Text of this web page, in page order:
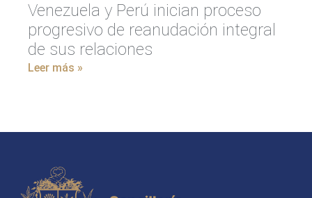
Venezuela y Perú inician proceso
progresivo de reanudación integral
de sus relaciones
Leer más »